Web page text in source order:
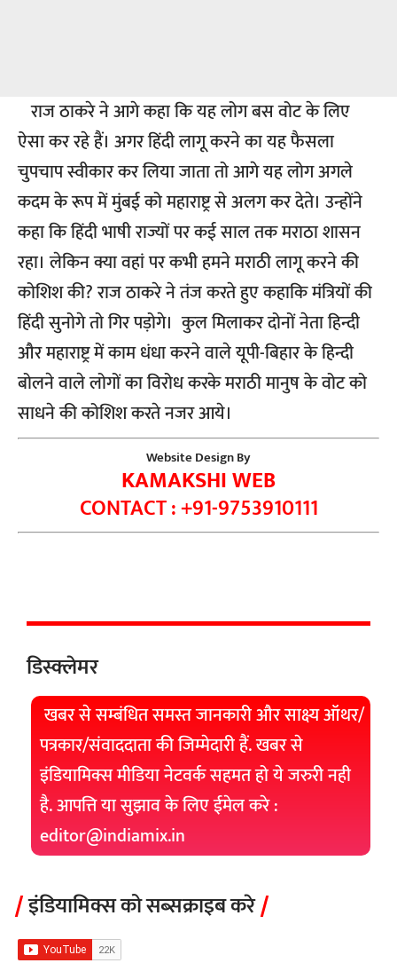
राज ठाकरे ने आगे कहा कि यह लोग बस वोट के लिए
ऐसा कर रहे हैं। अगर हिंदी लागू करने का यह फैसला
चुपचाप स्वीकार कर लिया जाता तो आगे यह लोग अगले
कदम के रूप में मुंबई को महाराष्ट्र से अलग कर देते। उन्होंने
कहा कि हिंदी भाषी राज्यों पर कई साल तक मराठा शासन
रहा। लेकिन क्या वहां पर कभी हमने मराठी लागू करने की
कोशिश की? राज ठाकरे ने तंज करते हुए कहाकि मंत्रियों की
हिंदी सुनोगे तो गिर पड़ोगे। कुल मिलाकर दोनों नेता हिन्दी
और महाराष्ट्र में काम धंधा करने वाले यूपी-बिहार के हिन्दी
बोलने वाले लोगों का विरोध करके मराठी मानुष के वोट को
साधने की कोशिश करते नजर आये।
Website Design By
KAMAKSHI WEB
CONTACT : +91-9753910111
डिस्क्लेमर
खबर से सम्बंधित समस्त जानकारी और साक्ष्य ऑथर/
पत्रकार/संवाददाता की जिम्मेदारी हैं. खबर से
इंडियामिक्स मीडिया नेटवर्क सहमत हो ये जरुरी नही
है. आपत्ति या सुझाव के लिए ईमेल करे :
editor@indiamix.in
इंडियामिक्स को सब्सक्राइब करे